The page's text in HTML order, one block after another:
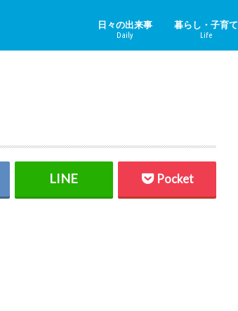
日々の出来事
Daily
暮らし・子育て
Life
Pocket